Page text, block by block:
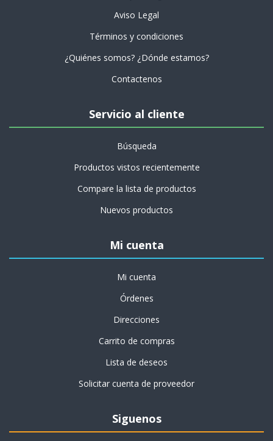
Aviso Legal
Términos y condiciones
¿Quiénes somos? ¿Dónde estamos?
Contactenos
Servicio al cliente
Búsqueda
Productos vistos recientemente
Compare la lista de productos
Nuevos productos
Mi cuenta
Mi cuenta
Órdenes
Direcciones
Carrito de compras
Lista de deseos
Solicitar cuenta de proveedor
Siguenos